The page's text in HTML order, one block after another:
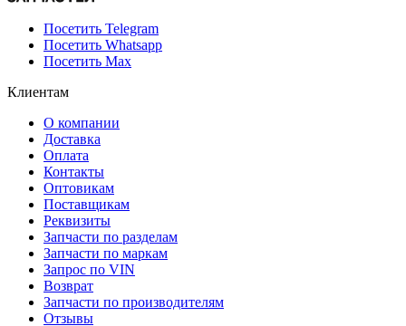
Посетить Telegram
Посетить Whatsapp
Посетить Max
Клиентам
О компании
Доставка
Оплата
Контакты
Оптовикам
Поставщикам
Реквизиты
Запчасти по разделам
Запчасти по маркам
Запрос по VIN
Возврат
Запчасти по производителям
Отзывы